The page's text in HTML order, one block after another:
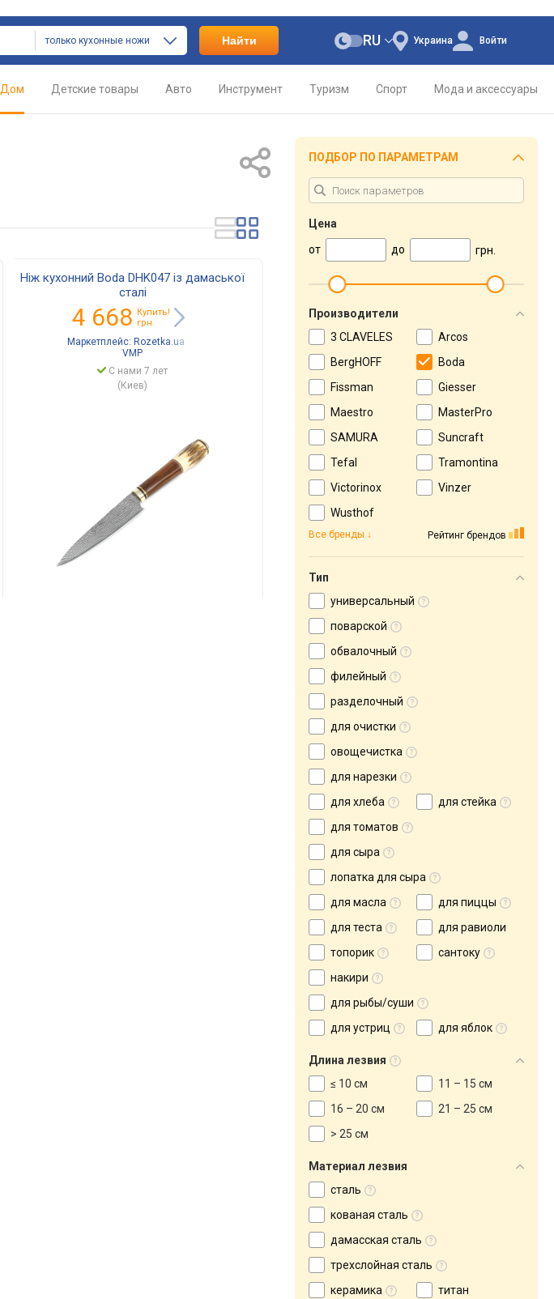
только кухонные ножи Найти Украина
RU Войти
Дом Детские товары Авто Инструмент Туризм Спорт Мода и аксессуары
Ніж кухонний Boda DHK047 із дамаської
сталі
4 668 Купить!
грн.
Маркетплейс: Rozetka.ua
VMP
С нами 7 лет
(Киев)
ПОДБОР ПО ПАРАМЕТРАМ
Цена
от
до грн.
Производители
3 CLAVELES
Arcos
BergHOFF
Boda
Fissman
Giesser
Maestro
MasterPro
SAMURA
Suncraft
Tefal
Tramontina
Victorinox
Vinzer
Wusthof
Рейтинг брендов
Все бренды
Тип
универсальный
поварской
обвалочный
филейный
разделочный
для очистки
овощечистка
для нарезки
для хлеба
для стейка
для томатов
для сыра
лопатка для сыра
для масла
для пиццы
для теста
для равиоли
топорик
сантоку
накири
для рыбы/суши
для устриц
для яблок
Длина лезвия
≤ 10 см
11 – 15 см
16 – 20 см
21 – 25 см
> 25 см
Материал лезвия
сталь
кованая сталь
дамасская сталь
трехслойная сталь
керамика
титан